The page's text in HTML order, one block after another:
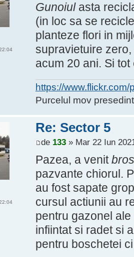
Gunoiulasta
(in loc sa se
planteze flori in
supravietuire
acum 20 ani. Si
https://
Purcelul mov
Re: Sector 5
de 133» Mar 22 Iun
Pazea, a venit
pazvante chiorul.
au fost sapate
cursul actiunii au
pentru gazonel ale
infiintat si radet si
pentru boschetei